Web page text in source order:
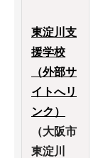
東淀川支
援学校
（外部サ
イトへリ
ンク）
（大阪市
東淀川